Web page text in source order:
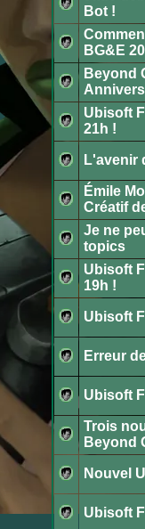
pas
publier
ou
modifier
de
messages.
lu
Aucun
message
non
lu
Bot !
Aucun
message
non
lu
BG&E
Aucun
message
non
lu
Beyond
Aucun
message
non
lu
Ubisoft
21h !
message
non
lu
L'avenir
Aucun
message
non
lu
Émile
Créatif
Aucun
message
non
lu
Je ne
topics
Aucun
message
non
lu
Ubisoft
19h !
message
non
lu
Ubisoft
message
non
lu
Erreur
Aucun
message
lu
Ubisoft
Aucun
message
non
lu
Trois
Beyond
message
non
lu
Nouvel
Ubisoft